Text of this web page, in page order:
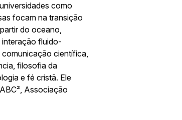
como
focam na transição
do oceano,
interação fluido-
comunicação científica,
filosofia da
e fé cristã. Ele
Associação